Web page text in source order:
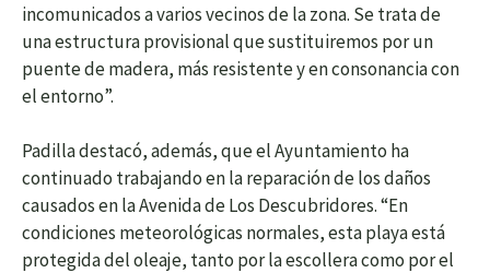
incomunicados a varios vecinos de la zona. Se trata de
una estructura provisional que sustituiremos por un
puente de madera, más resistente y en consonancia con
el entorno”.
Padilla destacó, además, que el Ayuntamiento ha
continuado trabajando en la reparación de los daños
causados en la Avenida de Los Descubridores. “En
condiciones meteorológicas normales, esta playa está
protegida del oleaje, tanto por la escollera como por el